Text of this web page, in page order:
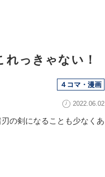
っきゃない！
４コマ・漫画
2022.06.02
の剣になることも少なくあ